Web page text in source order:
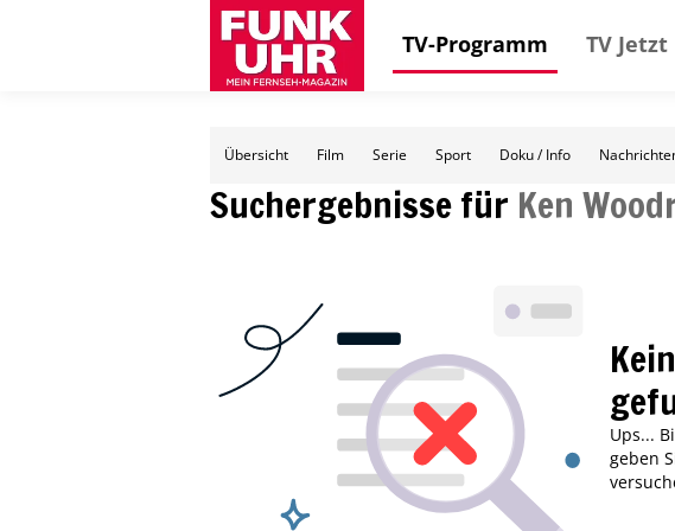
TV-Programm TV Jetzt
Übersicht Film Serie Sport Doku / Info
Suchergebnisse für Ken
Ups...
geben